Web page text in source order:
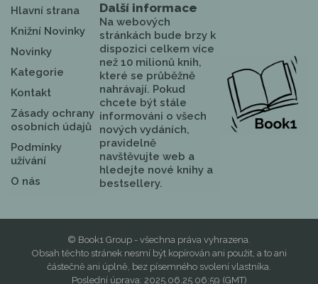
Hlavní strana
Knižní Novinky
Novinky
Kategorie
Kontakt
Zásady ochrany
osobních údajů
Podmínky
užívání
O nás
Další informace
Na webových
stránkách bude brzy k
dispozici celkem více
než 10 milionů knih,
které se průběžně
nahrávají. Pokud
chcete být stále
informováni o všech
nových vydáních,
pravidelně
navštěvujte web a
hledejte nové knihy a
bestsellery.
© Book1 Group - všechna práva vyhrazena.
Obsah těchto stránek nesmí být kopírován ani použit, a to ani
částečně ani úplně, bez písemného svolení vlastníka.
Poslední úprava: 2025.06.25 06:59 (GMT)